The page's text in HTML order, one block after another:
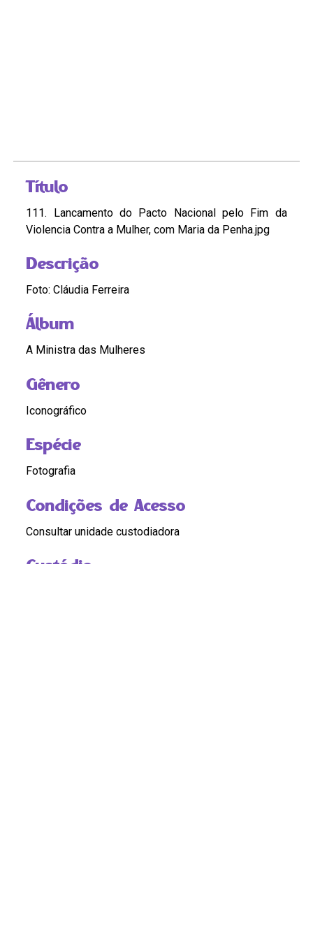
Título
111. Lancamento do Pacto Nacional pelo Fim da
Violencia Contra a Mulher, com Maria da Penha.jpg
Descrição
Foto: Cláudia Ferreira
Álbum
A Ministra das Mulheres
Gênero
Iconográfico
Espécie
Fotografia
Condições de Acesso
Consultar unidade custodiadora
Custódia